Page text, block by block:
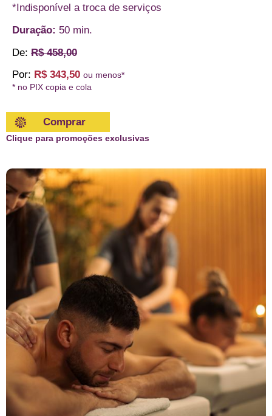
*Indisponível a troca de serviços
Duração: 50 min.
De: R$ 458,00
Por: R$ 343,50 ou menos*
* no PIX copia e cola
Comprar
Clique para promoções exclusivas